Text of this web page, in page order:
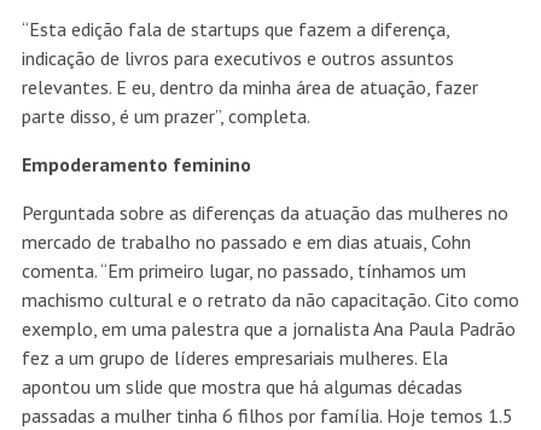
“Esta edição fala de startups que fazem a diferença,
indicação de livros para executivos e outros assuntos
relevantes. E eu, dentro da minha área de atuação, fazer
parte disso, é um prazer”, completa.
Empoderamento feminino
Perguntada sobre as diferenças da atuação das mulheres no
mercado de trabalho no passado e em dias atuais, Cohn
comenta. “Em primeiro lugar, no passado, tínhamos um
machismo cultural e o retrato da não capacitação. Cito como
exemplo, em uma palestra que a jornalista Ana Paula Padrão
fez a um grupo de líderes empresariais mulheres. Ela
apontou um slide que mostra que há algumas décadas
passadas a mulher tinha 6 filhos por família. Hoje temos 1.5